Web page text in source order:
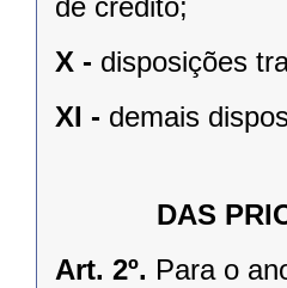
de crédito;
X - disposições
XI - demais
DAS
Art. 2º. Para o